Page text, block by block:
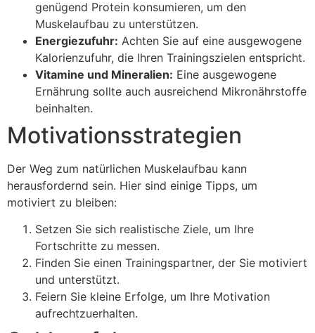
genügend Protein konsumieren, um den
Muskelaufbau zu unterstützen.
Energiezufuhr: Achten Sie auf eine ausgewogene
Kalorienzufuhr, die Ihren Trainingszielen entspricht.
Vitamine und Mineralien: Eine ausgewogene
Ernährung sollte auch ausreichend Mikronährstoffe
beinhalten.
Motivationsstrategien
Der Weg zum natürlichen Muskelaufbau kann
herausfordernd sein. Hier sind einige Tipps, um
motiviert zu bleiben:
Setzen Sie sich realistische Ziele, um Ihre
Fortschritte zu messen.
Finden Sie einen Trainingspartner, der Sie motiviert
und unterstützt.
Feiern Sie kleine Erfolge, um Ihre Motivation
aufrechtzuerhalten.